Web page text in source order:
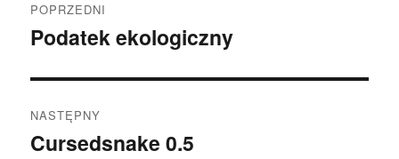
wpisu
POPRZEDNI
Poprzedni
Podatek ekologiczny
NASTĘPNY
Następny
Cursedsnake 0.5